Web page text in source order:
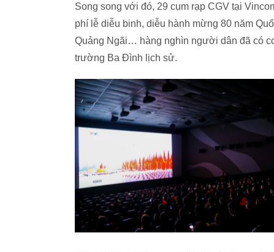
Song song với đó, 29 cụm rạp CGV tại
phí lễ diễu binh, diễu hành mừng 80 năm
Quảng Ngãi… hàng nghìn người dân đã có
trường Ba Đình lịch sử.